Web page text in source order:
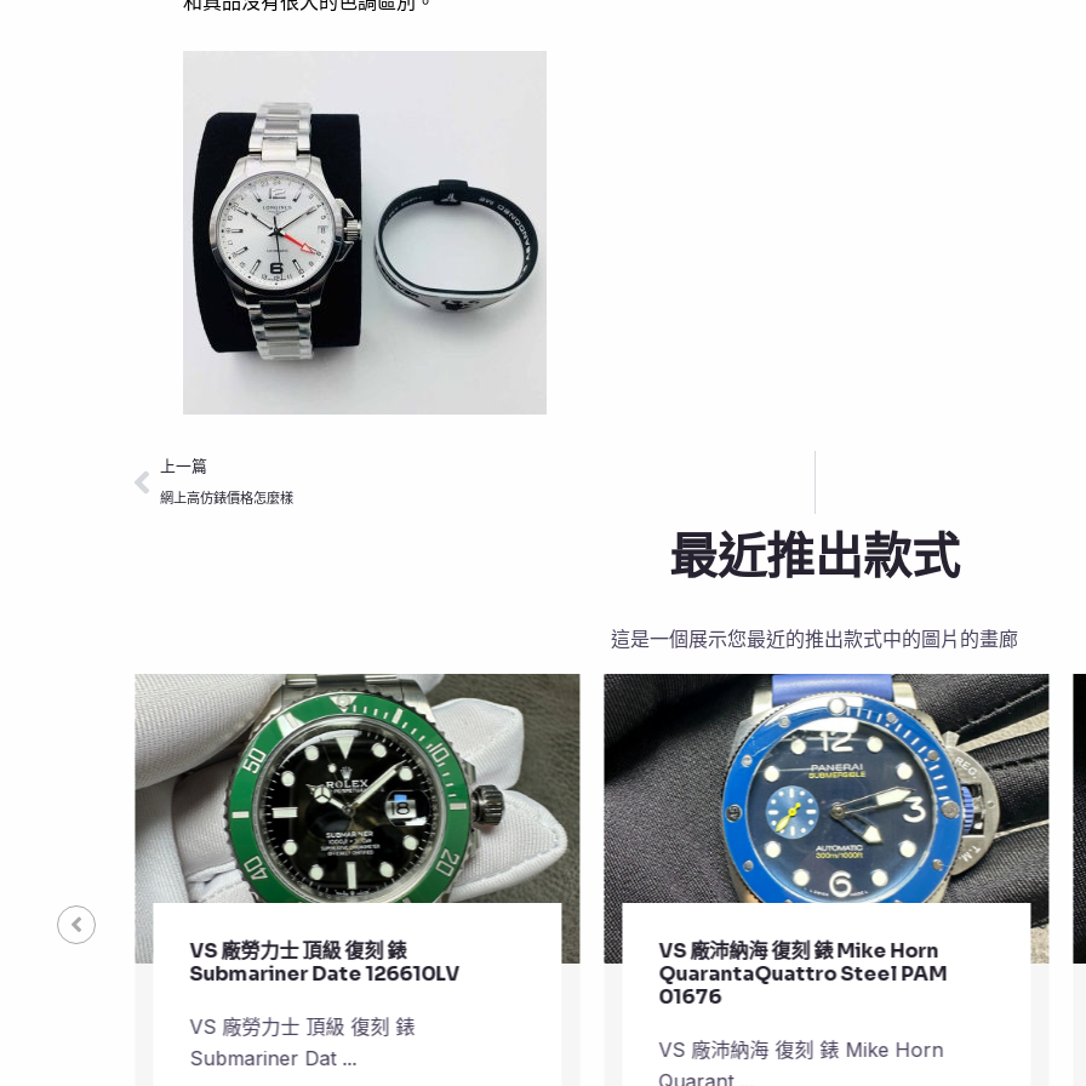
上一頁
上一篇
網上高仿錶價格怎麼樣
最近推出款式
這是一個展示您最近的推出款式中的圖片的畫廊
VS 廠勞力士 頂級 復刻 錶
Submariner Date 126610LV
VS 廠勞力士 頂級 復刻 錶
Submariner Dat ...
VS 廠沛納海 復刻 錶 Mike Horn
QuarantaQuattro Steel PAM
01676
VS 廠沛納海 復刻 錶 Mike Horn
Quarant ...